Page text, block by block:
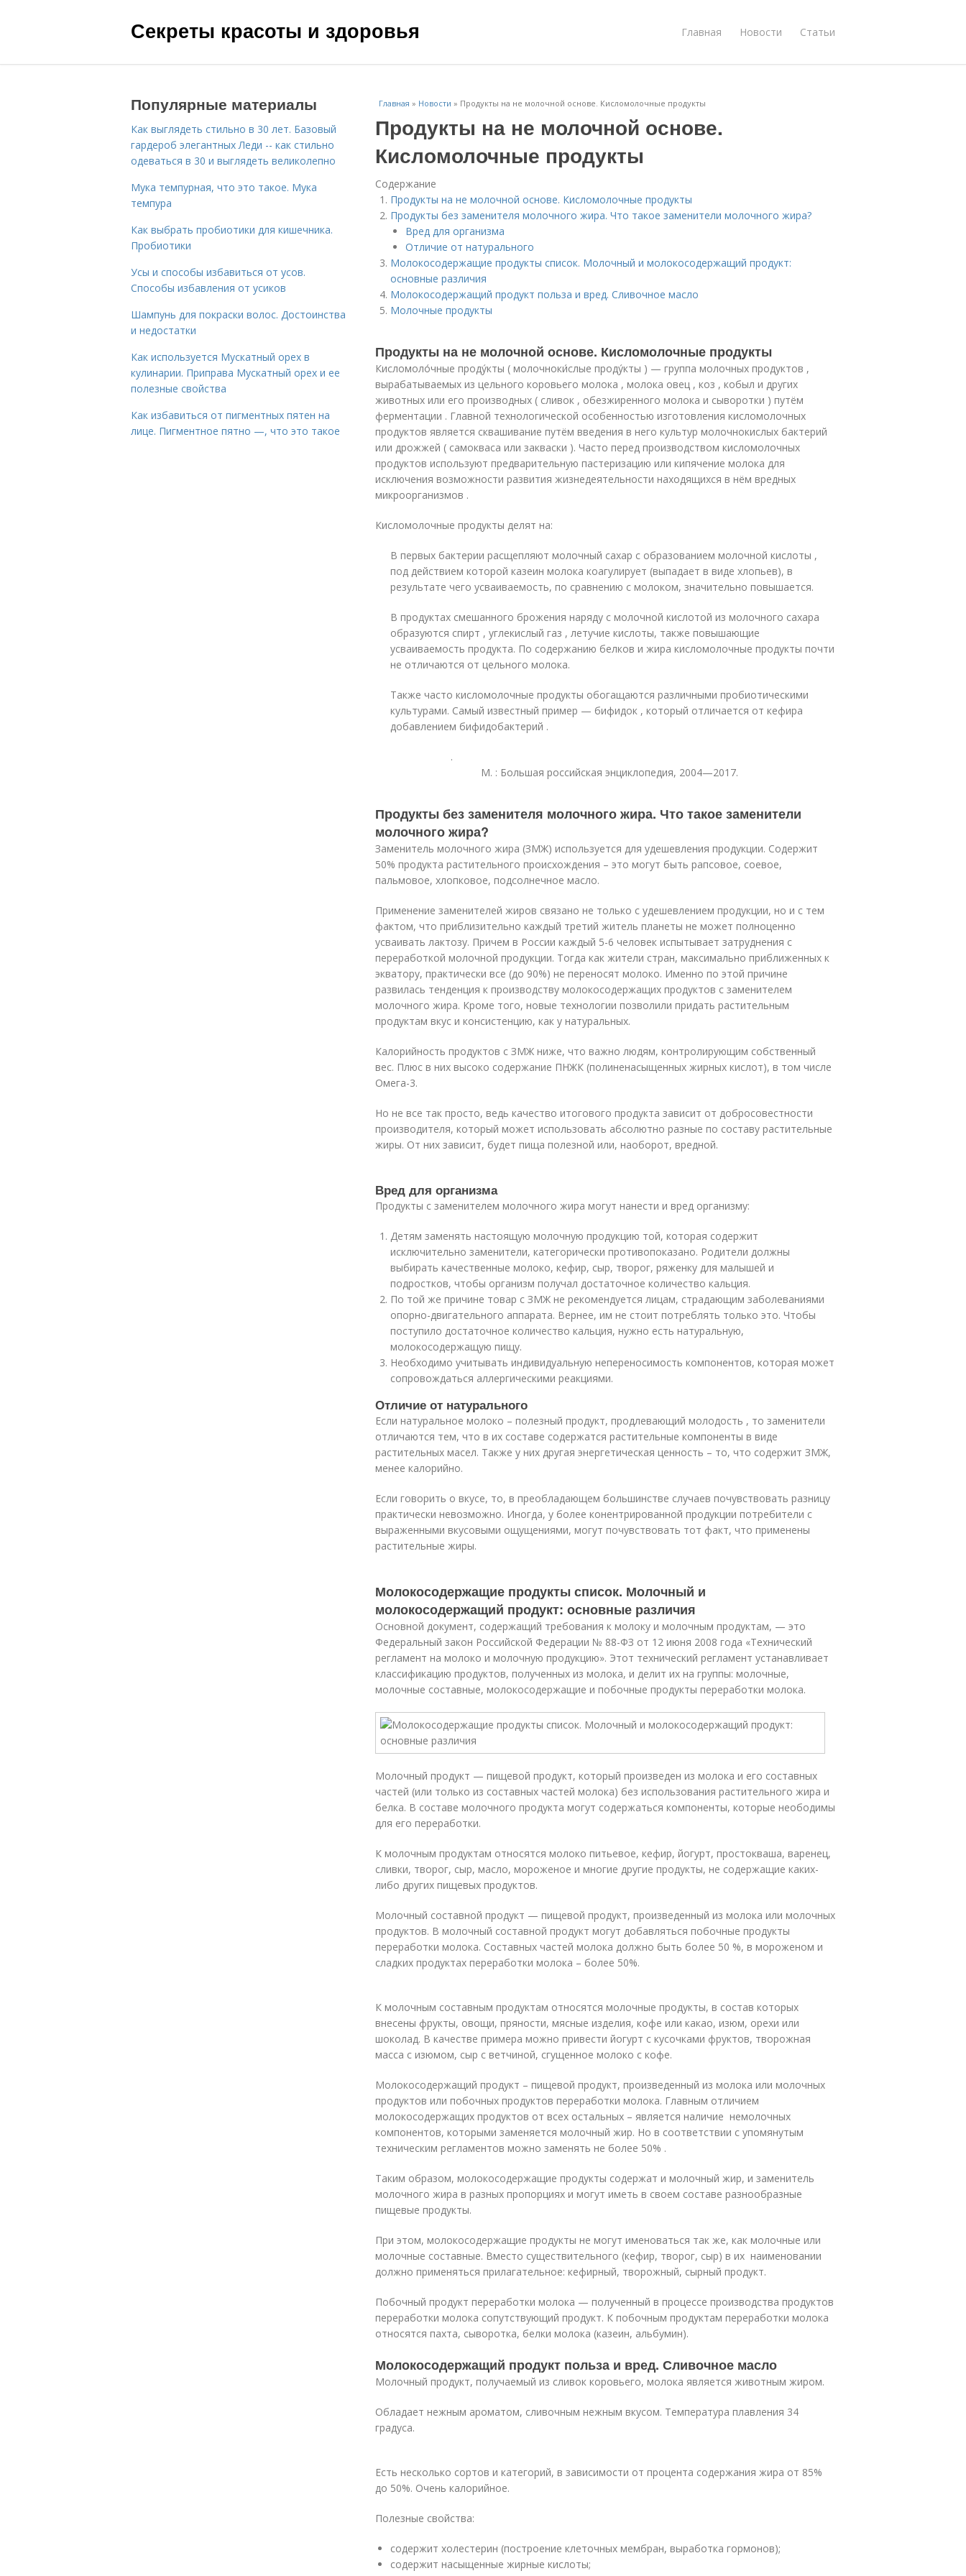
Секреты красоты и здоровья Главная Новости Статьи
Главная » Новости » Продукты на не молочной основе. Кисломолочные продукты
Продукты на не молочной основе.
Кисломолочные продукты
Содержание
Продукты на не молочной основе. Кисломолочные продукты
Продукты без заменителя молочного жира. Что такое заменители молочного жира?
Вред для организма
Отличие от натурального
Молокосодержащие продукты список. Молочный и молокосодержащий продукт:
основные различия
Молокосодержащий продукт польза и вред. Сливочное масло
Молочные продукты
Продукты на не молочной основе. Кисломолочные продукты
Кисломоло́чные проду́кты ( молочноки́слые проду́кты ) — группа молочных продуктов ,
вырабатываемых из цельного коровьего молока , молока овец , коз , кобыл и других
животных или его производных ( сливок , обезжиренного молока и сыворотки ) путём
ферментации . Главной технологической особенностью изготовления кисломолочных
продуктов является сквашивание путём введения в него культур молочнокислых бактерий
или дрожжей ( самокваса или закваски ). Часто перед производством кисломолочных
продуктов используют предварительную пастеризацию или кипячение молока для
исключения возможности развития жизнедеятельности находящихся в нём вредных
микроорганизмов .
Кисломолочные продукты делят на:
В первых бактерии расщепляют молочный сахар с образованием молочной кислоты ,
под действием которой казеин молока коагулирует (выпадает в виде хлопьев), в
результате чего усваиваемость, по сравнению с молоком, значительно повышается.
В продуктах смешанного брожения наряду с молочной кислотой из молочного сахара
образуются спирт , углекислый газ , летучие кислоты, также повышающие
усваиваемость продукта. По содержанию белков и жира кисломолочные продукты почти
не отличаются от цельного молока.
Также часто кисломолочные продукты обогащаются различными пробиотическими
культурами. Самый известный пример — бифидок , который отличается от кефира
добавлением бифидобактерий .
.
М. : Большая российская энциклопедия, 2004—2017.
Продукты без заменителя молочного жира. Что такое заменители
молочного жира?
Заменитель молочного жира (ЗМЖ) используется для удешевления продукции. Содержит
50% продукта растительного происхождения – это могут быть рапсовое, соевое,
пальмовое, хлопковое, подсолнечное масло.
Применение заменителей жиров связано не только с удешевлением продукции, но и с тем
фактом, что приблизительно каждый третий житель планеты не может полноценно
усваивать лактозу. Причем в России каждый 5-6 человек испытывает затруднения с
переработкой молочной продукции. Тогда как жители стран, максимально приближенных к
экватору, практически все (до 90%) не переносят молоко. Именно по этой причине
развилась тенденция к производству молокосодержащих продуктов с заменителем
молочного жира. Кроме того, новые технологии позволили придать растительным
продуктам вкус и консистенцию, как у натуральных.
Калорийность продуктов с ЗМЖ ниже, что важно людям, контролирующим собственный
вес. Плюс в них высоко содержание ПНЖК (полиненасыщенных жирных кислот), в том числе
Омега-3.
Но не все так просто, ведь качество итогового продукта зависит от добросовестности
производителя, который может использовать абсолютно разные по составу растительные
жиры. От них зависит, будет пища полезной или, наоборот, вредной.
Вред для организма
Продукты с заменителем молочного жира могут нанести и вред организму:
Детям заменять настоящую молочную продукцию той, которая содержит
исключительно заменители, категорически противопоказано. Родители должны
выбирать качественные молоко, кефир, сыр, творог, ряженку для малышей и
подростков, чтобы организм получал достаточное количество кальция.
По той же причине товар с ЗМЖ не рекомендуется лицам, страдающим заболеваниями
опорно-двигательного аппарата. Вернее, им не стоит потреблять только это. Чтобы
поступило достаточное количество кальция, нужно есть натуральную,
молокосодержащую пищу.
Необходимо учитывать индивидуальную непереносимость компонентов, которая может
сопровождаться аллергическими реакциями.
Отличие от натурального
Если натуральное молоко – полезный продукт, продлевающий молодость , то заменители
отличаются тем, что в их составе содержатся растительные компоненты в виде
растительных масел. Также у них другая энергетическая ценность – то, что содержит ЗМЖ,
менее калорийно.
Если говорить о вкусе, то, в преобладающем большинстве случаев почувствовать разницу
практически невозможно. Иногда, у более конентрированной продукции потребители с
выраженными вкусовыми ощущениями, могут почувствовать тот факт, что применены
растительные жиры.
Молокосодержащие продукты список. Молочный и
молокосодержащий продукт: основные различия
Основной документ, содержащий требования к молоку и молочным продуктам, — это
Федеральный закон Российской Федерации № 88-ФЗ от 12 июня 2008 года «Технический
регламент на молоко и молочную продукцию». Этот технический регламент устанавливает
классификацию продуктов, полученных из молока, и делит их на группы: молочные,
молочные составные, молокосодержащие и побочные продукты переработки молока.
Молочный продукт — пищевой продукт, который произведен из молока и его составных
частей (или только из составных частей молока) без использования растительного жира и
белка. В составе молочного продукта могут содержаться компоненты, которые неободимы
для его переработки.
К молочным продуктам относятся молоко питьевое, кефир, йогурт, простокваша, варенец,
сливки, творог, сыр, масло, мороженое и многие другие продукты, не содержащие каких-
либо других пищевых продуктов.
Молочный составной продукт — пищевой продукт, произведенный из молока или молочных
продуктов. В молочный составной продукт могут добавляться побочные продукты
переработки молока. Составных частей молока должно быть более 50 %, в мороженом и
сладких продуктах переработки молока – более 50%.
К молочным составным продуктам относятся молочные продукты, в состав которых
внесены фрукты, овощи, пряности, мясные изделия, кофе или какао, изюм, орехи или
шоколад. В качестве примера можно привести йогурт с кусочками фруктов, творожная
масса с изюмом, сыр с ветчиной, сгущенное молоко с кофе.
Молокосодержащий продукт – пищевой продукт, произведенный из молока или молочных
продуктов или побочных продуктов переработки молока. Главным отличием
молокосодержащих продуктов от всех остальных – является наличие немолочных
компонентов, которыми заменяется молочный жир. Но в соответствии с упомянутым
техническим регламентов можно заменять не более 50% .
Таким образом, молокосодержащие продукты содержат и молочный жир, и заменитель
молочного жира в разных пропорциях и могут иметь в своем составе разнообразные
пищевые продукты.
При этом, молокосодержащие продукты не могут именоваться так же, как молочные или
молочные составные. Вместо существительного (кефир, творог, сыр) в их наименовании
должно применяться прилагательное: кефирный, творожный, сырный продукт.
Побочный продукт переработки молока — полученный в процессе производства продуктов
переработки молока сопутствующий продукт. К побочным продуктам переработки молока
относятся пахта, сыворотка, белки молока (казеин, альбумин).
Молокосодержащий продукт польза и вред. Сливочное масло
Молочный продукт, получаемый из сливок коровьего, молока является животным жиром.
Обладает нежным ароматом, сливочным нежным вкусом. Температура плавления 34
градуса.
Есть несколько сортов и категорий, в зависимости от процента содержания жира от 85%
до 50%. Очень калорийное.
Полезные свойства:
содержит холестерин (построение клеточных мембран, выработка гормонов);
содержит насыщенные жирные кислоты;
Популярные материалы
Как выглядеть стильно в 30 лет. Базовый
гардероб элегантных Леди -- как стильно
одеваться в 30 и выглядеть великолепно
Мука темпурная, что это такое. Мука
темпура
Как выбрать пробиотики для кишечника.
Пробиотики
Усы и способы избавиться от усов.
Способы избавления от усиков
Шампунь для покраски волос. Достоинства
и недостатки
Как используется Мускатный орех в
кулинарии. Приправа Мускатный орех и ее
полезные свойства
Как избавиться от пигментных пятен на
лице. Пигментное пятно —, что это такое